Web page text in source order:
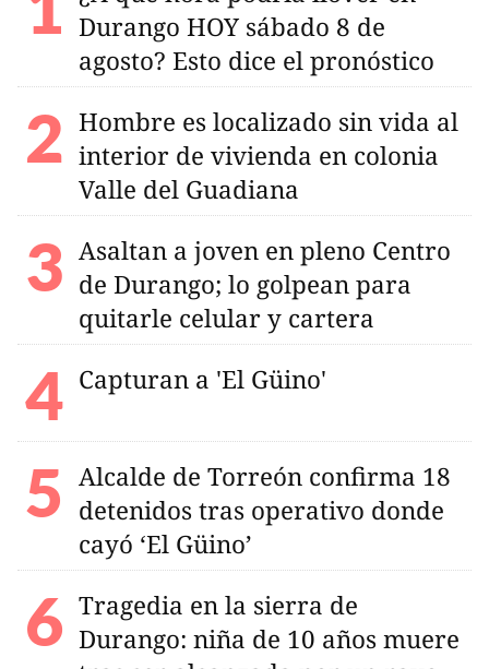
Durango HOY sábado 8 de
agosto? Esto dice el pronóstico
Hombre es localizado sin vida al
interior de vivienda en colonia
Valle del Guadiana
Asaltan a joven en pleno Centro
de Durango; lo golpean para
quitarle celular y cartera
Capturan a 'El Güino'
Alcalde de Torreón confirma 18
detenidos tras operativo donde
cayó ‘El Güino’
Tragedia en la sierra de
Durango: niña de 10 años muere